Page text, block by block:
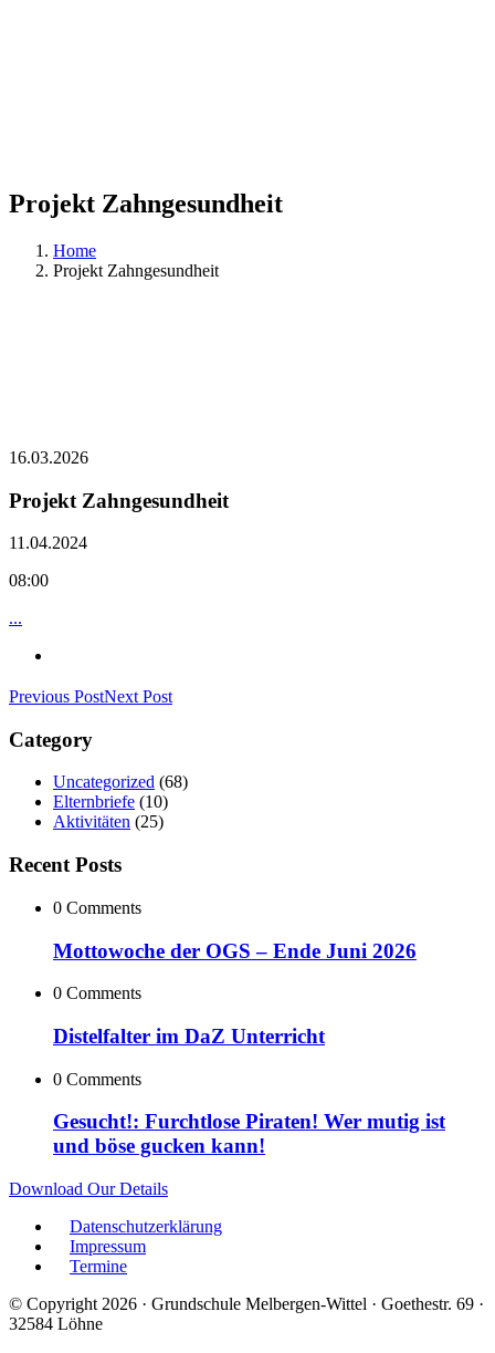
Projekt Zahngesundheit
Home
Projekt Zahngesundheit
16.03.2026
Projekt Zahngesundheit
11.04.2024
08:00
...
Previous PostNext Post
Category
Uncategorized (68)
Elternbriefe (10)
Aktivitäten (25)
Recent Posts
0 Comments
Mottowoche der OGS – Ende Juni 2026
0 Comments
Distelfalter im DaZ Unterricht
0 Comments
Gesucht!: Furchtlose Piraten! Wer mutig ist
und böse gucken kann!
Download Our Details
Datenschutzerklärung
Impressum
Termine
© Copyright 2026 · Grundschule Melbergen-Wittel · Goethestr. 69 ·
32584 Löhne